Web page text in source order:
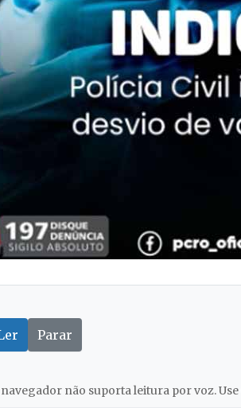
Parar
navegador não suporta leitura por voz.